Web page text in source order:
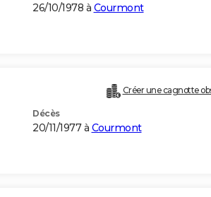
26/10/1978 à Courmont
Créer une cagnotte
Décès
20/11/1977 à Courmont